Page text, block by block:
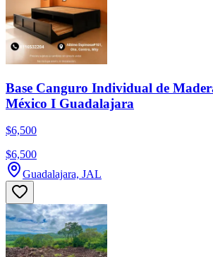
Base Canguro Individual de
México I Guadalajara
$6,500
$6,500
Guadalajara, JAL